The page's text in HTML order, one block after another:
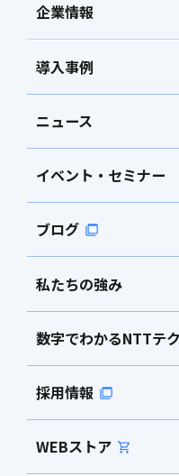
企業情報
導入事例
ニュース
イベント・セミナー
ブログ
私たちの強み
数字でわかるNTTテ
採用情報
WEBストア